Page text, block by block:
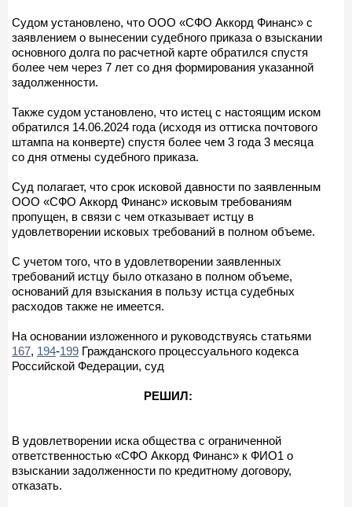
Судом установлено, что ООО «СФО Аккорд Финанс» с
заявлением о вынесении судебного приказа о взыскании
основного долга по расчетной карте обратился спустя
более чем через 7 лет со дня формирования указанной
задолженности.
Также судом установлено, что истец с настоящим иском
обратился 14.06.2024 года (исходя из оттиска почтового
штампа на конверте) спустя более чем 3 года 3 месяца
со дня отмены судебного приказа.
Суд полагает, что срок исковой давности по заявленным
ООО «СФО Аккорд Финанс» исковым требованиям
пропущен, в связи с чем отказывает истцу в
удовлетворении исковых требований в полном объеме.
С учетом того, что в удовлетворении заявленных
требований истцу было отказано в полном объеме,
оснований для взыскания в пользу истца судебных
расходов также не имеется.
На основании изложенного и руководствуясь статьями
167, 194-199 Гражданского процессуального кодекса
Российской Федерации, суд
РЕШИЛ:
В удовлетворении иска общества с ограниченной
ответственностью «СФО Аккорд Финанс» к ФИО1 о
взыскании задолженности по кредитному договору,
отказать.